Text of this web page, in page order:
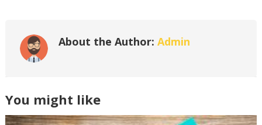
About the Author: Admin
You might like